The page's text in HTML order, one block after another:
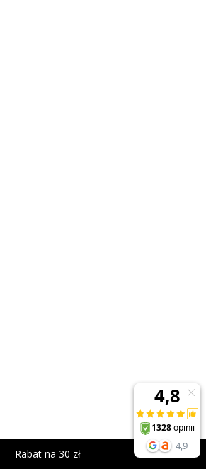
Rabat na 30 zł